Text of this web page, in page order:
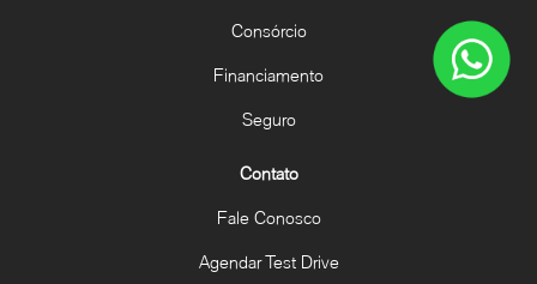
Consórcio
Financiamento
Seguro
Contato
Fale Conosco
Agendar Test Drive